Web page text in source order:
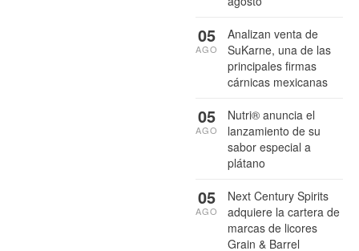
Analizan venta de
SuKarne, una de las
principales firmas
cárnicas mexicanas
05
AGO
Nutri® anuncia el
lanzamiento de su
sabor especial a
plátano
05
AGO
Next Century Spirits
adquiere la cartera de
marcas de licores
Grain & Barrel
05
AGO